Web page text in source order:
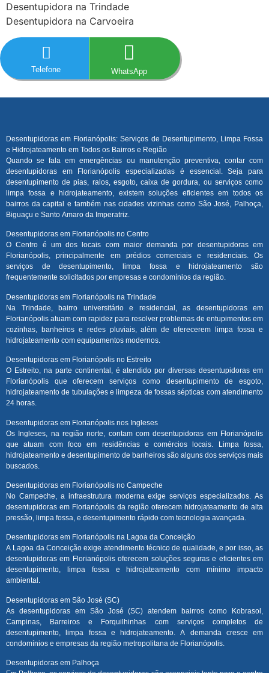
Desentupidora na Trindade
Desentupidora na Carvoeira
Telefone WhatsApp
Desentupidoras em Florianópolis: Serviços de Desentupimento, Limpa Fossa
e Hidrojateamento em Todos os Bairros e Região
Quando se fala em emergências ou manutenção preventiva, contar com
desentupidoras em Florianópolis especializadas é essencial. Seja para
desentupimento de pias, ralos, esgoto, caixa de gordura, ou serviços como
limpa fossa e hidrojateamento, existem soluções eficientes em todos os
bairros da capital e também nas cidades vizinhas como São José, Palhoça,
Biguaçu e Santo Amaro da Imperatriz.
Desentupidoras em Florianópolis no Centro
O Centro é um dos locais com maior demanda por desentupidoras em
Florianópolis, principalmente em prédios comerciais e residenciais. Os
serviços de desentupimento, limpa fossa e hidrojateamento são
frequentemente solicitados por empresas e condomínios da região.
Desentupidoras em Florianópolis na Trindade
Na Trindade, bairro universitário e residencial, as desentupidoras em
Florianópolis atuam com rapidez para resolver problemas de entupimentos em
cozinhas, banheiros e redes pluviais, além de oferecerem limpa fossa e
hidrojateamento com equipamentos modernos.
Desentupidoras em Florianópolis no Estreito
O Estreito, na parte continental, é atendido por diversas desentupidoras em
Florianópolis que oferecem serviços como desentupimento de esgoto,
hidrojateamento de tubulações e limpeza de fossas sépticas com atendimento
24 horas.
Desentupidoras em Florianópolis nos Ingleses
Os Ingleses, na região norte, contam com desentupidoras em Florianópolis
que atuam com foco em residências e comércios locais. Limpa fossa,
hidrojateamento e desentupimento de banheiros são alguns dos serviços mais
buscados.
Desentupidoras em Florianópolis no Campeche
No Campeche, a infraestrutura moderna exige serviços especializados. As
desentupidoras em Florianópolis da região oferecem hidrojateamento de alta
pressão, limpa fossa, e desentupimento rápido com tecnologia avançada.
Desentupidoras em Florianópolis na Lagoa da Conceição
A Lagoa da Conceição exige atendimento técnico de qualidade, e por isso, as
desentupidoras em Florianópolis oferecem soluções seguras e eficientes em
desentupimento, limpa fossa e hidrojateamento com mínimo impacto
ambiental.
Desentupidoras em São José (SC)
As desentupidoras em São José (SC) atendem bairros como Kobrasol,
Campinas, Barreiros e Forquilhinhas com serviços completos de
desentupimento, limpa fossa e hidrojateamento. A demanda cresce em
condomínios e empresas da região metropolitana de Florianópolis.
Desentupidoras em Palhoça